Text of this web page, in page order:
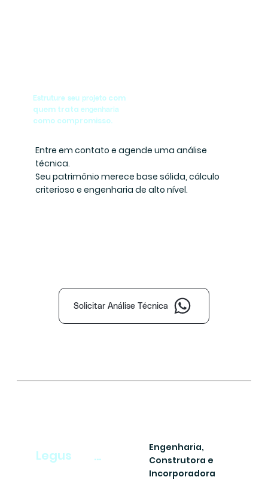
Estruture seu projetocom
quem trata engenharia
como compromisso.
Entre em contato e agende uma análise
técnica.
Seu patrimônio merece base sólida, cálculo
criterioso e engenharia de alto nível.
Solicitar Análise Técnica
Legus ...
Engenharia,
Construtora e
Incorporadora